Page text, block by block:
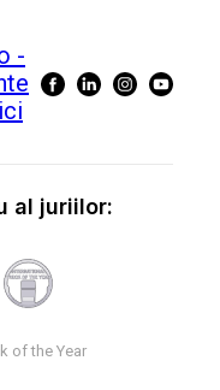
al juriilor:
of the Year